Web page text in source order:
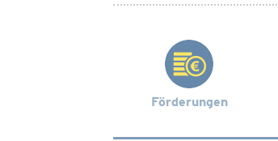
Förderungen